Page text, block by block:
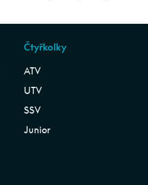
Čtyřkolky
ATV
UTV
SSV
Junior